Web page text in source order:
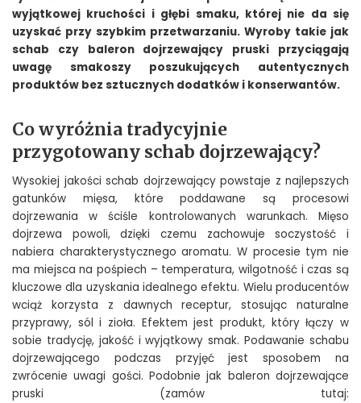
wyjątkowej kruchości i głębi smaku, której nie da się
uzyskać przy szybkim przetwarzaniu. Wyroby takie jak
schab czy baleron dojrzewający pruski przyciągają
uwagę smakoszy poszukujących autentycznych
produktów bez sztucznych dodatków i konserwantów.
Co wyróżnia tradycyjnie
przygotowany schab dojrzewający?
Wysokiej jakości schab dojrzewający powstaje z najlepszych
gatunków mięsa, które poddawane są procesowi
dojrzewania w ściśle kontrolowanych warunkach. Mięso
dojrzewa powoli, dzięki czemu zachowuje soczystość i
nabiera charakterystycznego aromatu. W procesie tym nie
ma miejsca na pośpiech – temperatura, wilgotność i czas są
kluczowe dla uzyskania idealnego efektu. Wielu producentów
wciąż korzysta z dawnych receptur, stosując naturalne
przyprawy, sól i zioła. Efektem jest produkt, który łączy w
sobie tradycję, jakość i wyjątkowy smak. Podawanie schabu
dojrzewającego podczas przyjęć jest sposobem na
zwrócenie uwagi gości. Podobnie jak baleron dojrzewające
pruski (zamów tutaj: